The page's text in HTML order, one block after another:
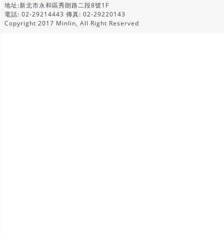
地址:新北市永和區秀朗路二段8號1F
電話: 02-29214443 傳真: 02-29220143
Copyright 2017 Minlin, All Right Reserved